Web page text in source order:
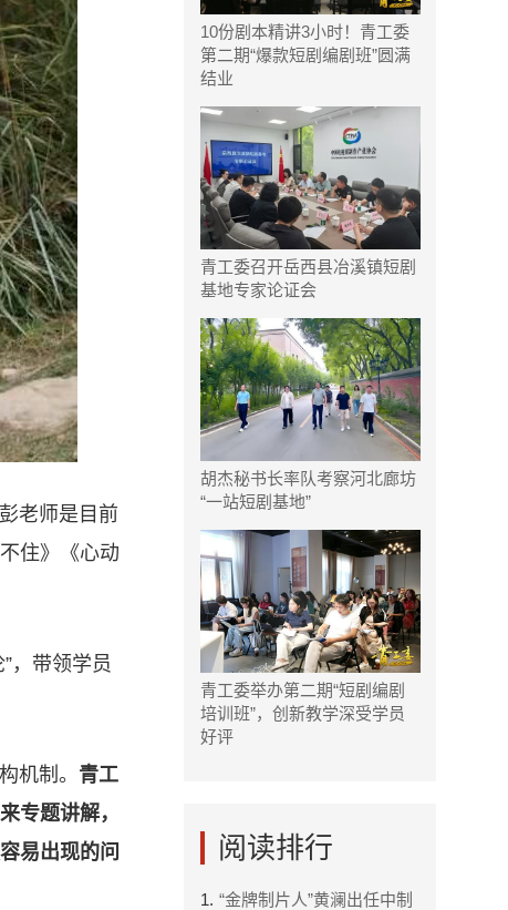
老师是目前
住》《心动
，带领学员
机制。 青工
专题讲解，
易出现的问
10份剧本精讲3小时！青工委
第二期“爆款短剧编剧班”圆满
结业
青工委召开岳西县冶溪镇短剧
基地专家论证会
胡杰秘书长率队考察河北廊坊
“一站短剧基地”
青工委举办第二期“短剧编剧
培训班”，创新教学深受学员
好评
阅读排行
1. “金牌制片人”黄澜出任中制